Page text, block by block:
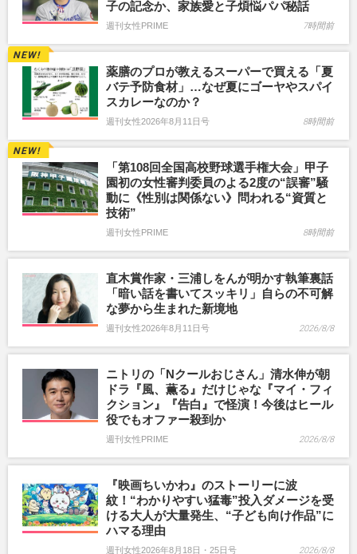
子の記念か、家族愛と子煩悩パパ秘話
週刊女性PRIME 7時間前
薬膳のプロが教えるスーパーで買える「夏
バテ予防食材」…なぜ夏にゴーヤやスパイ
スカレーなのか？
週刊女性2026年8月11日号 8時間前
「第108回全国高校野球選手権大会」甲子
園初の女性審判委員のよる2度の“誤審”騒
動に《性別は関係ない》問われる“資質と
技術”
週刊女性PRIME 8時間前
直木賞作家・三浦しをんが明かす執筆裏話
「暗い話を書いてスッキリ」自らの不可解
な夢から生まれた新境地
週刊女性2026年8月11日号 2026/8/8
ニトリの「Nクールおじさん」清水伸が朝
ドラ『風、薫る』だけじゃな『マイ・フィ
クション』『告白』で怪演！今後はヒール
役でもオファー殺到か
週刊女性PRIME 2026/8/8
『映画ちいかわ』のストーリーに波
紋！“わかりやすい猛毒”投入ダメージを受
ける大人が大量発生、“子ども向け作品”に
ハマる理由
週刊女性2026年8月18日・25日号 2026/8/8